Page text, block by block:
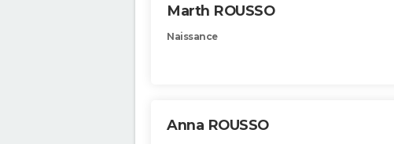
Marth ROUSSO
Naissance
Anna ROUSSO